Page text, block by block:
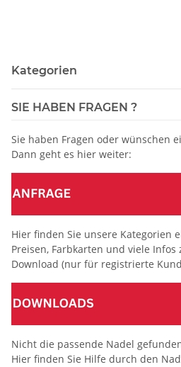
Kategorien
SIE HABEN FRAGEN ?
Sie haben Fragen oder wünschen
Dann geht es hier weiter:
Hier finden Sie unsere Kategorien
Preisen, Farbkarten und viele Infos
Download (nur für registrierte
Nicht die passende Nadel
Hier finden Sie Hilfe durch den